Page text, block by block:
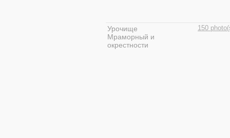
Урочище
Мраморный и
окрестности
150